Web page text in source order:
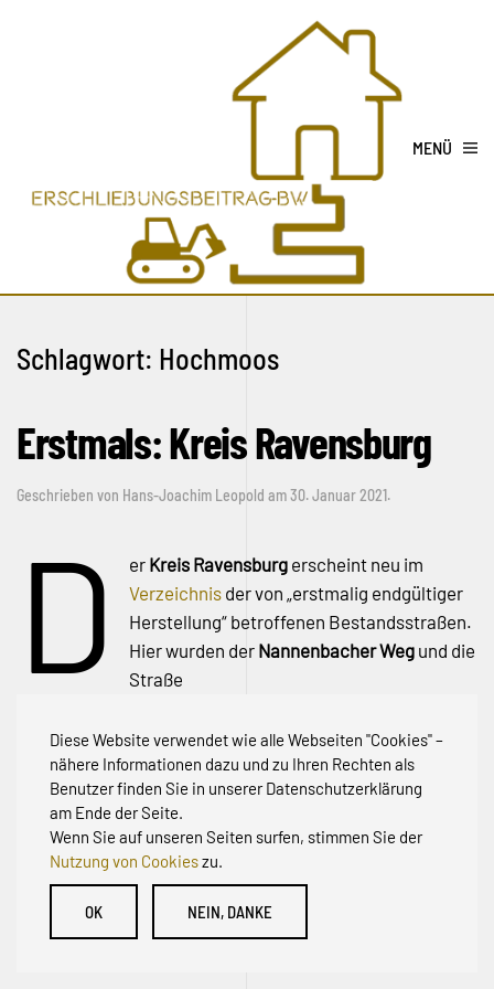
Diese Website verwendet wie alle Webseiten "Cookies" –
nähere Informationen dazu und zu Ihren Rechten als
Benutzer finden Sie in unserer Datenschutzerklärung
am Ende der Seite.
Wenn Sie auf unseren Seiten surfen, stimmen Sie der
Nutzung von Cookieszu.
OK NEIN, DANKE
MENÜ
Schlagwort: Hochmoos
Erstmals: Kreis Ravensburg
Geschrieben von Hans-Joachim Leopold am30. Januar 2021.
D er Kreis Ravensburg erscheint neu im
Verzeichnis der von „erstmalig endgültiger
Herstellung“ betroffenen Bestandsstraßen.
Hier wurden der Nannenbacher Weg und die
Straße
© Initiative zur Abwehr von Erschließungsbeiträgen für